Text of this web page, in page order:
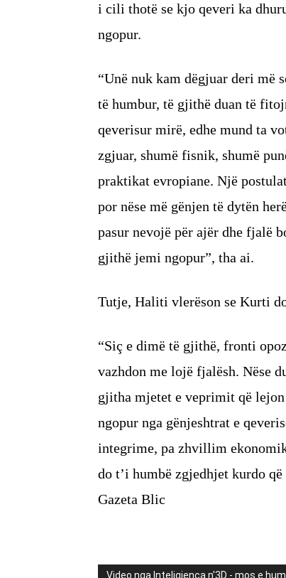
i cili thotë se kjo qeveri ka
ngopur.
“Unë nuk kam dëgjuar deri më
të humbur, të gjithë duan të
qeverisur mirë, edhe mund ta
zgjuar, shumë fisnik, shumë
praktikat evropiane. Një
por nëse më gënjen të dytën
pasur nevojë për ajër dhe fjalë
gjithë jemi ngopur”, tha ai.
Tutje, Haliti vlerëson se Kurti
“Siç e dimë të gjithë, fronti
vazhdon me lojë fjalësh. Nëse
gjitha mjetet e veprimit që
ngopur nga gënjeshtrat e
integrime, pa zhvillim
do t’i humbë zgjedhjet kurdo
Gazeta Blic
Video nga Inteligjenca n'3D - mos e